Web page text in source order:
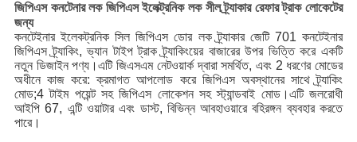
জিপিএস কনটেনার লক জিপিএস ইলেক্ট্রনিক লক সীল ট্র্যাকার রেফার ট্রাক লোকেটের
জন্য
কনটেইনার ইলেকট্রনিক সিল জিপিএস ডোর লক ট্র্যাকার জেটি 701 কনটেইনার
জিপিএস ট্র্যাকিং, ভ্যান টাইপ ট্রাক ট্র্যাকিংয়ের বাজারের উপর ভিত্তি করে একটি
নতুন ডিজাইন পণ্য।এটি জিএসএম নেটওয়ার্ক দ্বারা সমর্থিত, এবং 2 ধরণের মোডের
অধীনে কাজ করে: ক্রমাগত আপলোড করে জিপিএস অবস্থানের সাথে ট্র্যাকিং
মোড;4 টাইম পয়েন্ট সহ জিপিএস লোকেশন সহ স্ট্যান্ডবাই মোড।এটি জলরোধী
আইপি 67, এন্টি ওয়াটার এবং ডাস্ট, বিভিন্ন আবহাওয়ারে বহিরঙ্গন ব্যবহার করতে
পারে।